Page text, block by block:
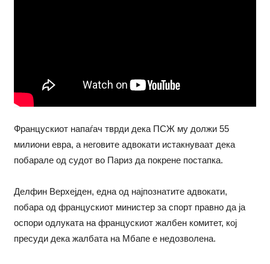
Францускиот напаѓач тврди дека ПСЖ му должи 55
милиони евра, а неговите адвокати истакнуваат дека
побарале од судот во Париз да покрене постапка.
Делфин Верхејден, една од најпознатите адвокати,
побара од францускиот министер за спорт правно да ја
оспори одлуката на францускиот жалбен комитет, кој
пресуди дека жалбата на Мбапе е недозволена.